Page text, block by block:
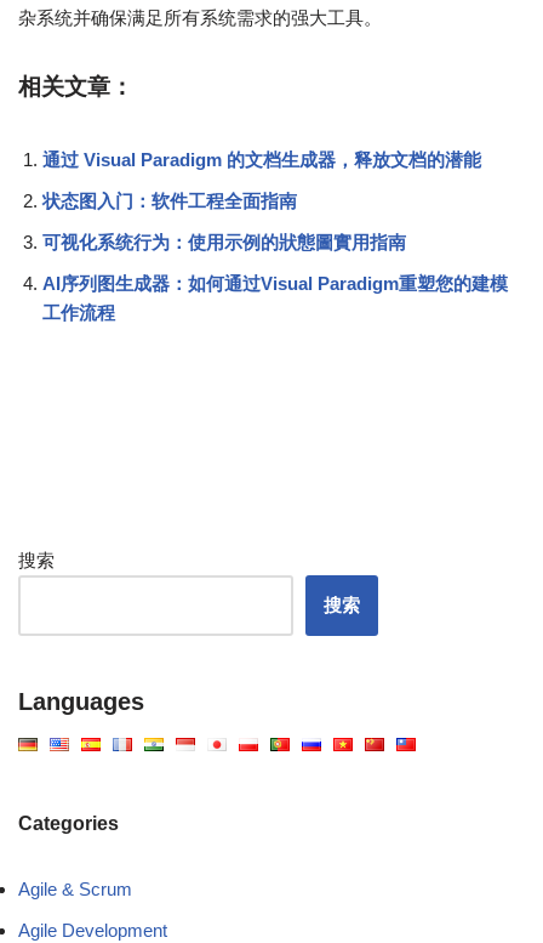
杂系统并确保满足所有系统需求的强大工具。
相关文章：
通过 Visual Paradigm 的文档生成器，释放文档的潜能
状态图入门：软件工程全面指南
可视化系统行为：使用示例的狀態圖實用指南
AI序列图生成器：如何通过Visual Paradigm重塑您的建模
工作流程
搜索
搜索
Languages
Categories
Agile & Scrum
Agile Development